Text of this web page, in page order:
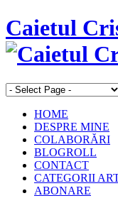
Caietul
HOME
DESPRE MINE
COLABORĂRI
BLOGROLL
CONTACT
CATEGORII
ABONARE